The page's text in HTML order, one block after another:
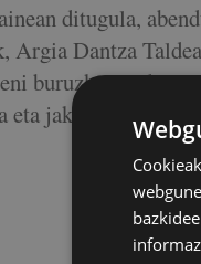
ditugula,
Argia Dantza
buruzko
eta jakin-mina ikur"